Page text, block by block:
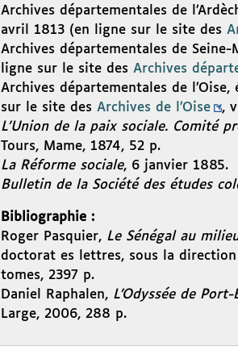
Archives départementales de
avril 1813 (en ligne sur le site des
Archives départementales de
ligne sur le site des Archives
Archives départementales de
sur le site des Archives de l’Oise
,
L’Union de la paix sociale. Comité
Tours, Mame, 1874, 52 p.
La Réforme sociale, 6 janvier 1885.
Bulletin de la Société des études
Bibliographie :
Roger Pasquier, Le Sénégal au
doctorat es lettres, sous la direction
tomes, 2397 p.
Daniel Raphalen, L’Odyssée de
Large, 2006, 288 p.